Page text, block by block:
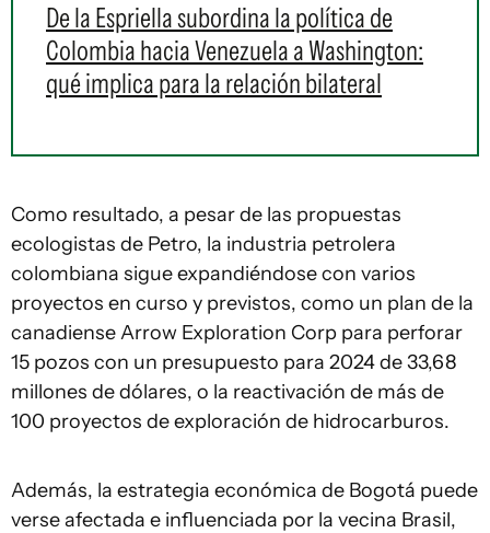
De la Espriella subordina la política de
Colombia hacia Venezuela a Washington:
qué implica para la relación bilateral
Como resultado, a pesar de las propuestas
ecologistas de Petro, la industria petrolera
colombiana sigue expandiéndose con varios
proyectos en curso y previstos, como un plan de la
canadiense Arrow Exploration Corp para perforar
15 pozos con un presupuesto para 2024 de 33,68
millones de dólares, o la reactivación de más de
100 proyectos de exploración de hidrocarburos.
Además, la estrategia económica de Bogotá puede
verse afectada e influenciada por la vecina Brasil,